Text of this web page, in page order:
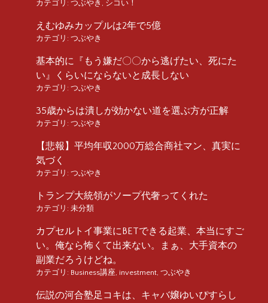
カテゴリ: つぶやき , シコい！
えむゆみカップルは2年で5億
カテゴリ: つぶやき
基本的に『もう嫌だ〇〇から逃げたい、死にた
い』くらいにならないと成長しない
カテゴリ: つぶやき
35歳からは潰しが効かない道を選ぶ方が正解
カテゴリ: つぶやき
【悲報】平均年収2000万総合商社マン、真実に
気づく
カテゴリ: つぶやき
トランプ大統領がソープ代奢ってくれた
カテゴリ: 未分類
カプセルトイ事業にBETできる起業、本当にすご
い。俺なら怖くて出来ない。まぁ、大手資本の
副業だろうけどね。
カテゴリ: Business講座, investment, つぶやき
伝説の河合塾足コキは、キャバ嬢ゆいぴすらし